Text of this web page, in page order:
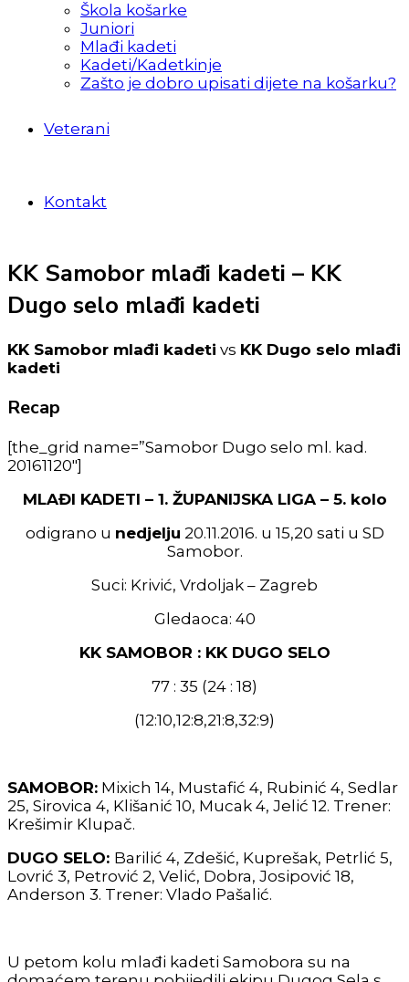
Škola košarke
Juniori
Mlađi kadeti
Kadeti/Kadetkinje
Zašto je dobro upisati dijete na košarku?
Veterani
Kontakt
KK Samobor mlađi kadeti – KK
Dugo selo mlađi kadeti
KK Samobor mlađi kadeti vs KK Dugo selo mlađi
kadeti
Recap
[the_grid name=”Samobor Dugo selo ml. kad.
20161120″]
MLAĐI KADETI – 1. ŽUPANIJSKA LIGA – 5. kolo
odigrano u nedjelju 20.11.2016. u 15,20 sati u SD
Samobor.
Suci: Krivić, Vrdoljak – Zagreb
Gledaoca: 40
KK SAMOBOR : KK DUGO SELO
77 : 35 (24 : 18)
(12:10,12:8,21:8,32:9)
SAMOBOR: Mixich 14, Mustafić 4, Rubinić 4, Sedlar
25, Sirovica 4, Klišanić 10, Mucak 4, Jelić 12. Trener:
Krešimir Klupač.
DUGO SELO: Barilić 4, Zdešić, Kuprešak, Petrlić 5,
Lovrić 3, Petrović 2, Velić, Dobra, Josipović 18,
Anderson 3. Trener: Vlado Pašalić.
U petom kolu mlađi kadeti Samobora su na